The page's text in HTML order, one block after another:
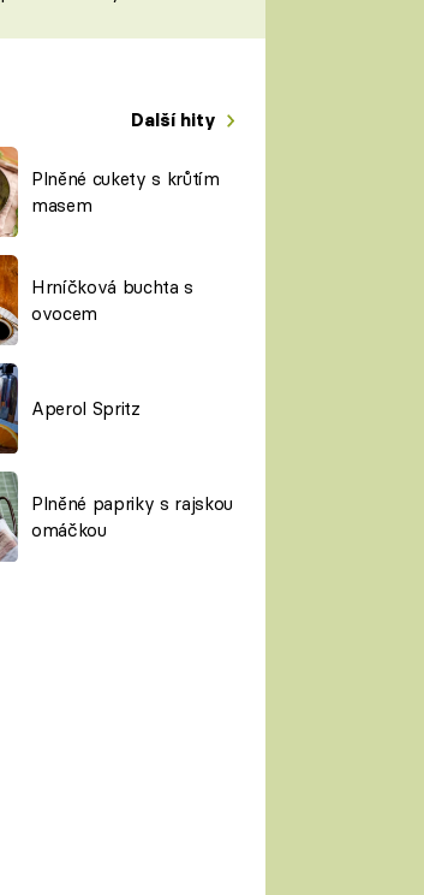
Další hity
Plněné cukety s krůtím
masem
Hrníčková buchta s
ovocem
Aperol Spritz
Plněné papriky s rajskou
omáčkou